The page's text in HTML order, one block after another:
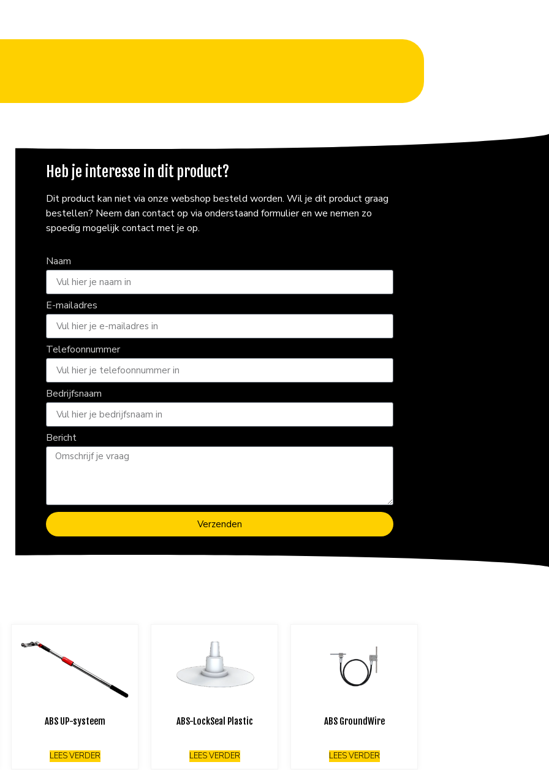
Heb je interesse in dit product?
Dit product kan niet via onze webshop besteld worden. Wil je dit product graag
bestellen? Neem dan contact op via onderstaand formulier en we nemen zo
spoedig mogelijk contact met je op.
Naam
E-mailadres
Telefoonnummer
Bedrijfsnaam
Bericht
Verzenden
ABS UP-systeem
LEES VERDER
ABS-LockSeal Plastic
LEES VERDER
ABS GroundWire
LEES VERDER